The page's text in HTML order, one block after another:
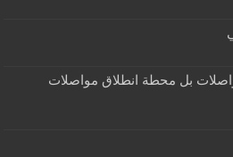
بل محطة انطلاق مواصلات